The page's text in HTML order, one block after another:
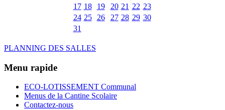
17 18 19 20 21 22 23
24 25 26 27 28 29 30
31
PLANNING DES SALLES
Menu rapide
ECO-LOTISSEMENT Communal
Menus de la Cantine Scolaire
Contactez-nous